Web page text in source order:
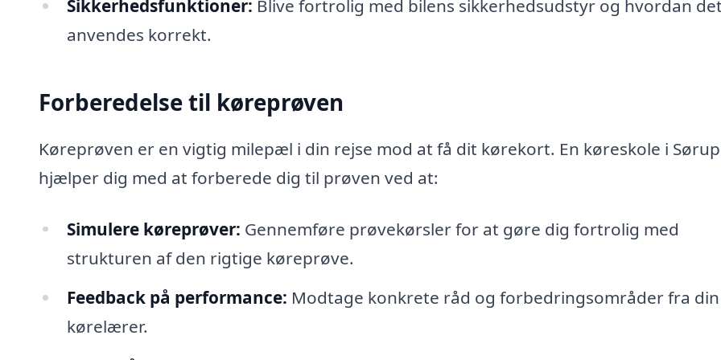
Sikkerhedsfunktioner: Blive fortrolig med bilens sikkerhedsudstyr og hvordan
anvendes korrekt.
Forberedelse til køreprøven
Køreprøven er en vigtig milepæl i din rejse mod at få dit kørekort. En køreskole i Sørup
hjælper dig med at forberede dig til prøven ved at:
Simulere køreprøver: Gennemføre prøvekørsler for at gøre dig fortrolig med
strukturen af den rigtige køreprøve.
Feedback på performance: Modtage konkrete råd og forbedringsområder fra din
kørelærer.